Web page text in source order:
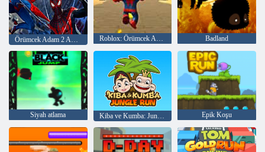
Roblox: Örümcek Adam Yükseltmesi Badland
Siyah atlama Kiba ve Kumba: Jungle Run Epik Koşu